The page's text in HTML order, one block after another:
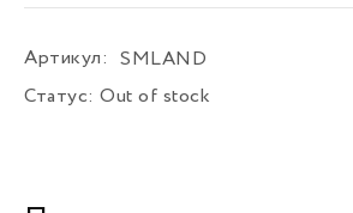
Артикул:
SMLAND
Статус: Out of stock